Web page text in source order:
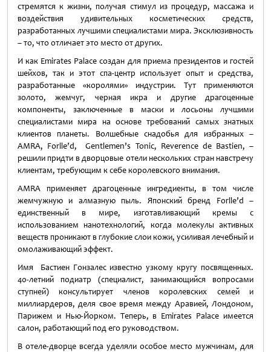
стремятся к жизни, получая стимул из процедур, массажа и
воздействия удивительных косметических средств,
разработанных лучшими специалистами мира. Эксклюзивность
– то, что отличает это место от других.
И как Emirates Palace создан для приема президентов и гостей
шейхов, так и этот спа-центр использует опыт и средства,
разработанные «королями» индустрии. Тут применяются
золото, жемчуг, черная икра и другие драгоценные
компоненты, заключенные в маски и лосьоны лучшими
специалистами мира на основе требований самых знатных
клиентов планеты. Волшебные снадобья для избранных –
AMRA, Forlle’d, Gentlemen’s Tonic, Reverence de Bastien, –
решили придти в дворцовые отели нескольких стран навстречу
клиентам, требующим к себе королевского внимания.
AMRA применяет драгоценные ингредиенты, в том числе
жемчужную и алмазную пыль. Японский бренд Forlle’d –
единственный в мире, изготавливающий кремы с
использованием нанотехнологий, когда молекулы активных
веществ проникают в глубокие слои кожи, усиливая лечебный и
омолаживающий эффект.
Имя Бастиен Гонзалес известно узкому кругу посвященных.
40-летний подиатр (специалист, занимающийся вопросами
ступней) консультирует членов королевских семей и
миллиардеров, деля свое время между Аравией, Лондоном,
Парижем и Нью-Йорком. Теперь, в Emirates Palace имеется
салон, работающий под его руководством.
В отеле-дворце всегда уделяли особое место мужчинам, для